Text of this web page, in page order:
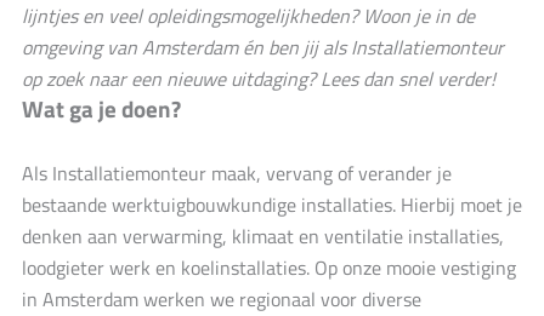
lijntjes en veel opleidingsmogelijkheden? Woon je in de
omgeving van Amsterdam én ben jij als Installatiemonteur
op zoek naar een nieuwe uitdaging? Lees dan snel verder!
Wat ga je doen?
Als Installatiemonteur maak, vervang of verander je
bestaande werktuigbouwkundige installaties. Hierbij moet je
denken aan verwarming, klimaat en ventilatie installaties,
loodgieter werk en koelinstallaties. Op onze mooie vestiging
in Amsterdam werken we regionaal voor diverse